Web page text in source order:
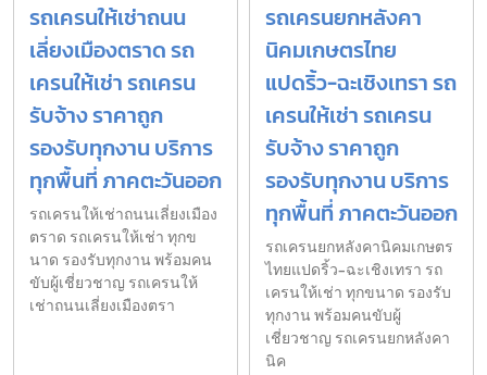
รถเครนให้เช่าถนน
เลี่ยงเมืองตราด รถ
เครนให้เช่า รถเครน
รับจ้าง ราคาถูก
รองรับทุกงาน บริการ
ทุกพื้นที่ ภาคตะวันออก
รถเครนให้เช่าถนนเลี่ยงเมือง
ตราด รถเครนให้เช่า ทุกข
นาด รองรับทุกงาน พร้อมคน
ขับผู้เชี่ยวชาญ รถเครนให้
เช่าถนนเลี่ยงเมืองตรา
รถเครนยกหลังคา
นิคมเกษตรไทย
แปดริ้ว-ฉะเชิงเทรา รถ
เครนให้เช่า รถเครน
รับจ้าง ราคาถูก
รองรับทุกงาน บริการ
ทุกพื้นที่ ภาคตะวันออก
รถเครนยกหลังคานิคมเกษตร
ไทยแปดริ้ว-ฉะเชิงเทรา รถ
เครนให้เช่า ทุกขนาด รองรับ
ทุกงาน พร้อมคนขับผู้
เชี่ยวชาญ รถเครนยกหลังคา
นิค